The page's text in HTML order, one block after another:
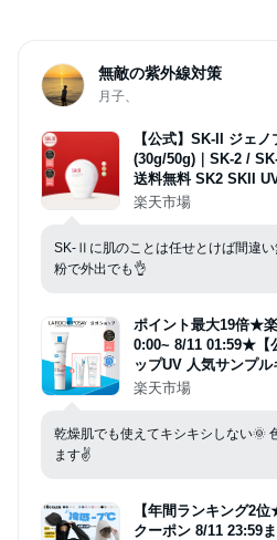
無敵の紫外線対策
月子、
【公式】SK-II ジェ
(30g/50g)｜SK-2 /
送料無料 SK2 SKII
日 女性 化粧品 コス
楽天市場
SK-Ⅱに肌のことは任せとけば間違
粉で外出でも👌
ポイント最大19倍★
0:00~ 8/11 01:59★【
ップUV 人気サンプ
ホワイト / クリア / テ
楽天市場
乾燥肌でも使えてキシキシしない🌞
ます✌️
【年間ランキング2
クーポン 8/11 23:59